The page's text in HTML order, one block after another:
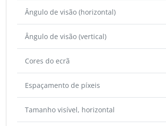
Ângulo de visão (horizontal)
Ângulo de visão (vertical)
Cores do ecrã
Espaçamento de píxeis
Tamanho visível, horizontal